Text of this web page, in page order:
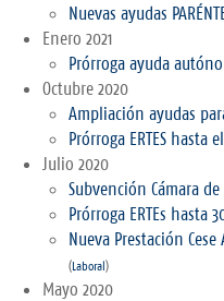
Nuevas ayudas
Enero 2021
Prórroga ayuda
Octubre 2020
Ampliación ayudas
Prórroga ERTES hasta
Julio 2020
Subvención Cámara
Prórroga ERTEs hasta
Nueva Prestación
(Laboral)
Mayo 2020